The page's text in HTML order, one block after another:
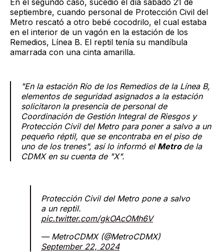
septiembre, cuando personal de Protección Civil del
Metro rescató a otro bebé cocodrilo, el cual estaba
en el interior de un vagón en la estación de los
Remedios, Línea B. El reptil tenía su mandíbula
amarrada con una cinta amarilla.
"En la estación Río de los Remedios de la Línea B,
elementos de seguridad asignados a la estación
solicitaron la presencia de personal de
Coordinación de Gestión Integral de Riesgos y
Protección Civil del Metro para poner a salvo a un
pequeño réptil, que se encontraba en el piso de
uno de los trenes", así lo informó el Metro de la
CDMX en su cuenta de "X".
Protección Civil del Metro pone a salvo
a un reptil.
pic.twitter.com/gkOAcOMh6V
— MetroCDMX (@MetroCDMX)
September 22, 2024